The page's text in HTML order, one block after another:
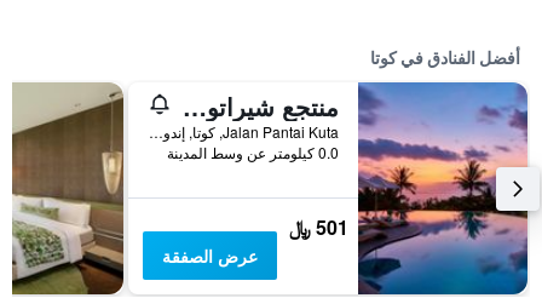
أفضل الفنادق في كوتا
منتجع شيراتون بالي كوتا
Jalan Pantai Kuta, كوتا, إندونيسيا
0.0 كيلومتر عن وسط المدينة
501 ﷼
عرض الصفقة